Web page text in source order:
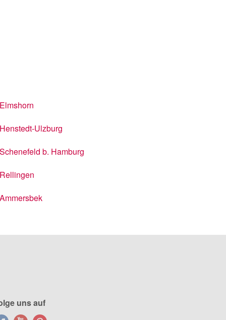
Elmshorn
Henstedt-Ulzburg
Schenefeld b. Hamburg
Rellingen
Ammersbek
uns auf